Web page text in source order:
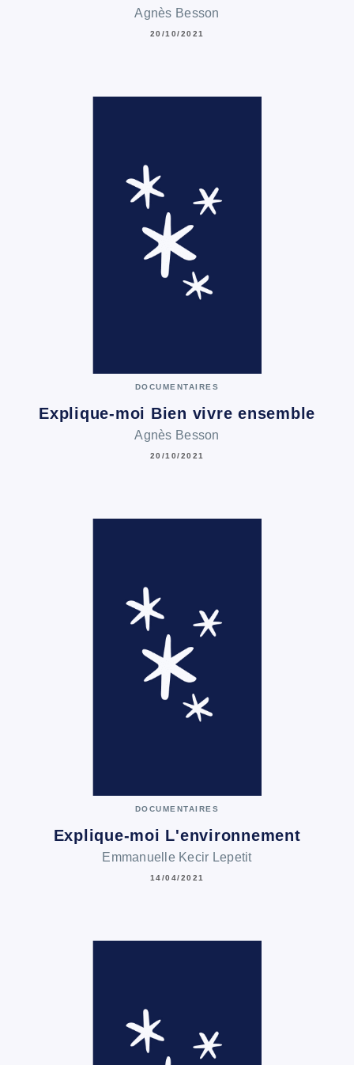
Agnès Besson
20/10/2021
DOCUMENTAIRES
Explique-moi Bien vivre ensemble
Agnès Besson
20/10/2021
DOCUMENTAIRES
Explique-moi L'environnement
Emmanuelle Kecir Lepetit
14/04/2021